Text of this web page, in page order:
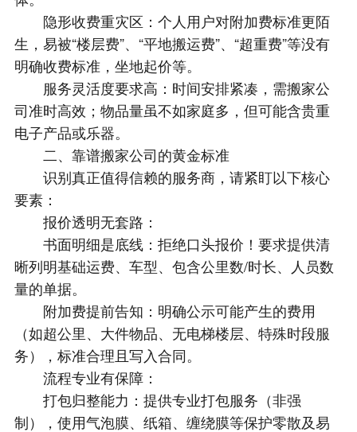
隐形收费重灾区：个人用户对附加费标准更陌
生，易被“楼层费”、“平地搬运费”、“超重费”等没有
明确收费标准，坐地起价等。
服务灵活度要求高：时间安排紧凑，需搬家公
司准时高效；物品量虽不如家庭多，但可能含贵重
电子产品或乐器。
二、靠谱搬家公司的黄金标准
识别真正值得信赖的服务商，请紧盯以下核心
要素：
报价透明无套路：
书面明细是底线：拒绝口头报价！要求提供清
晰列明基础运费、车型、包含公里数/时长、人员数
量的单据。
附加费提前告知：明确公示可能产生的费用
（如超公里、大件物品、无电梯楼层、特殊时段服
务），标准合理且写入合同。
流程专业有保障：
打包归整能力：提供专业打包服务（非强
制），使用气泡膜、纸箱、缠绕膜等保护零散及易